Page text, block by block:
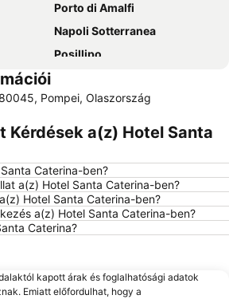
Porto di Amalfi
Napoli Sotterranea
Posillipo
Spaccanapoli
Marina Piccola
Galleria Umberto I
Salerno Harbour
Parco di Capodimonte
Happy Days
Borgo di Atrani
Pompei, Olaszország
Kérdések a(z) Hotel Santa
Caterina-ben?
a(z) Hotel Santa Caterina-ben?
Hotel Santa Caterina-ben?
a(z) Hotel Santa Caterina-ben?
Caterina?
kapott árak és foglalhatósági adatok
Emiatt előfordulhat, hogy a